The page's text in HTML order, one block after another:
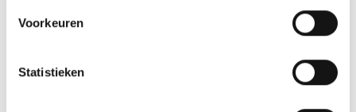
Voorkeuren
Statistieken